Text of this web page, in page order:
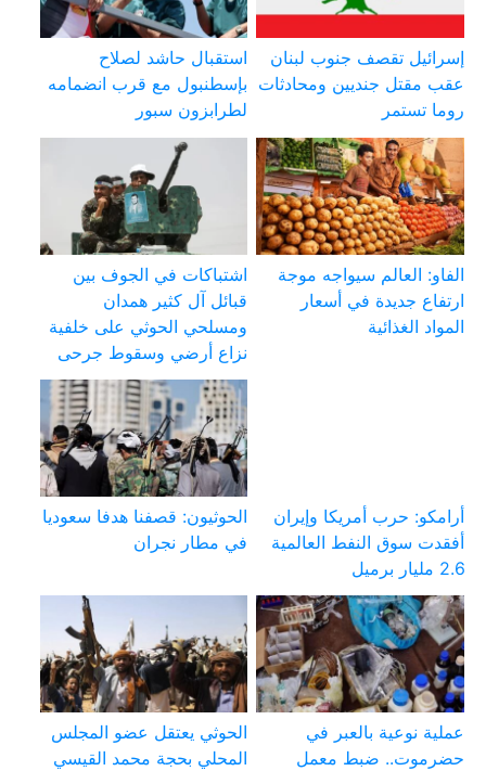
إسرائيل تقصف جنوب لبنان
عقب مقتل جنديين ومحادثات
روما تستمر
استقبال حاشد لصلاح
بإسطنبول مع قرب انضمامه
لطرابزون سبور
الفاو: العالم سيواجه موجة
ارتفاع جديدة في أسعار
المواد الغذائية
اشتباكات في الجوف بين
قبائل آل كثير همدان
ومسلحي الحوثي على خلفية
نزاع أرضي وسقوط جرحى
أرامكو: حرب أمريكا وإيران
أفقدت سوق النفط العالمية
2.6 مليار برميل
الحوثيون: قصفنا هدفا سعوديا
في مطار نجران
عملية نوعية بالعبر في
حضرموت.. ضبط معمل
الحوثي يعتقل عضو المجلس
المحلي بحجة محمد القيسي